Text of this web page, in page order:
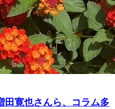
田寛也さんら、コラム多